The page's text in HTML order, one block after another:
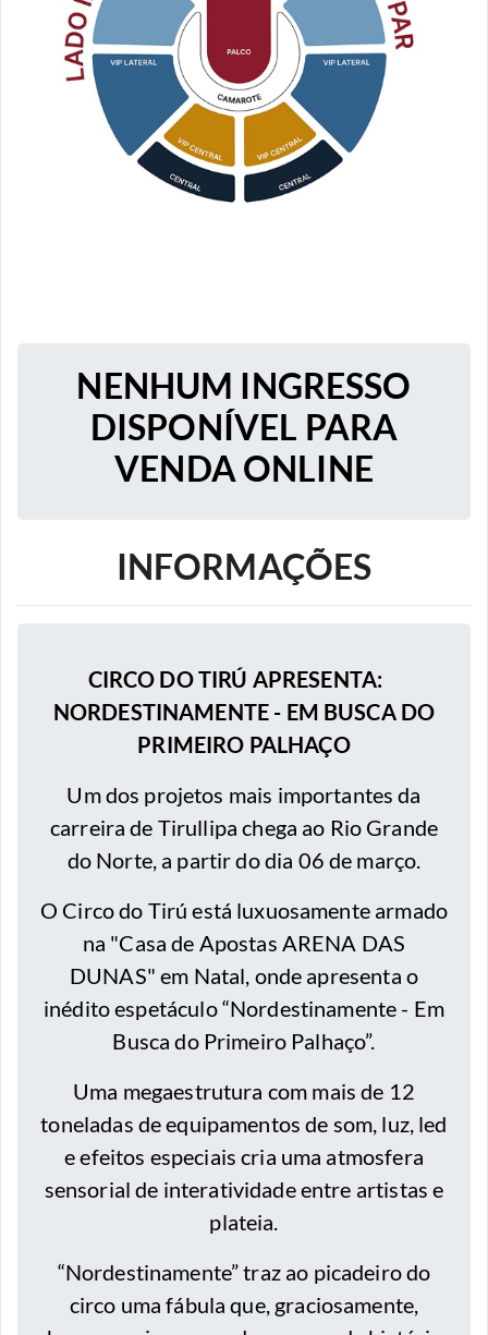
NENHUM INGRESSO
DISPONÍVEL PARA
VENDA ONLINE
INFORMAÇÕES
CIRCO DO TIRÚ APRESENTA:
NORDESTINAMENTE - EM BUSCA DO
PRIMEIRO PALHAÇO
Um dos projetos mais importantes da
carreira de Tirullipa chega ao Rio Grande
do Norte, a partir do dia 06 de março.
O Circo do Tirú está luxuosamente armado
na "Casa de Apostas ARENA DAS
DUNAS" em Natal, onde apresenta o
inédito espetáculo “Nordestinamente - Em
Busca do Primeiro Palhaço”.
Uma megaestrutura com mais de 12
toneladas de equipamentos de som, luz, led
e efeitos especiais cria uma atmosfera
sensorial de interatividade entre artistas e
plateia.
“Nordestinamente” traz ao picadeiro do
circo uma fábula que, graciosamente,